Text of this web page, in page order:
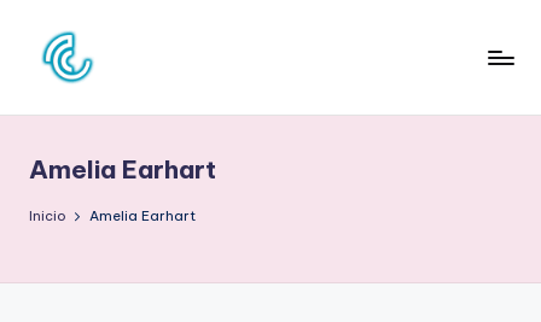
Saltar
N
C
de
la
cultura
Amelia Earhart
Inicio Amelia Earhart